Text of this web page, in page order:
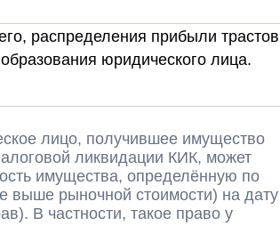
распределения прибыли трастов
юридического лица.
лицо, получившее имущество
ликвидации КИК, может
имущества, определённую по
выше рыночной стоимости) на дату
В частности, такое право у